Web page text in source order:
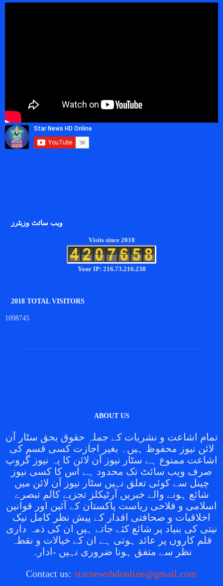
ویب سائٹ وزیٹرز
Visits since 2018
Your IP: 216.73.216.238
2018 TOTAL VISITORS
1098745
ABOUT US
تمام اشاعت و نشریات کے جملہِ حقوق بحق سٹار آن
لائن نیوز محفوظ ہیں۔ بغیر اجازت کسی قسم کی
اشاعت ممنوع ہے سٹار نیوز آن لائن کا یہ نیوز گروپ
صرف ویب سائٹ تک محدود ہے اس کا کسی نیوز
چینل سے کوئی تعلق نہیں سٹار نیوز آن لائن میں
شائع ہونے والے خبریں آرٹیکلز تجزیے کالم تبصرے
اسلامی و فلاحی ریاست پاکستان کے آئین اور قوانین
اخلاقیات و صحافتی اقدار کے پیش نظر کامل نیک
نیتی کی بنیاد پر شائع کئے جاتے ہیں ان کی ذمہ داری
قلم کاروں پر عائد ہوتی ہے ان کے خیالات و نقطہ
نظر سے متفق ہونا ضروری نہیں -ادارہ
Contact us: starnewshdonline@gmail.com